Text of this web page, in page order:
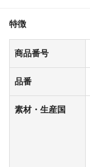
特徴
商品番号
品番
素材・生産国